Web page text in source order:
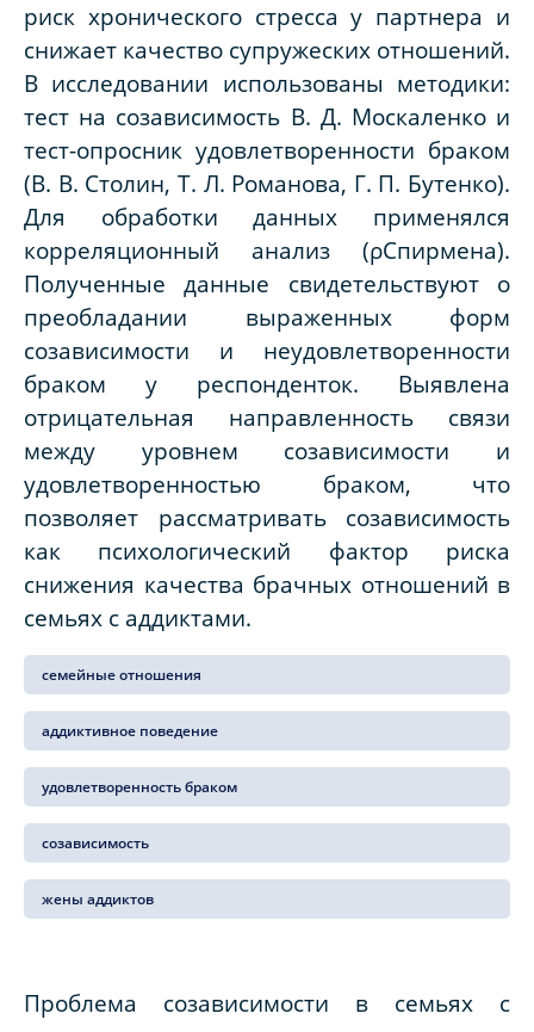
риск хронического стресса у партнера и
снижает качество супружеских отношений.
В исследовании использованы методики:
тест на созависимость В. Д. Москаленко и
тест-опросник удовлетворенности браком
(В. В. Столин, Т. Л. Романова, Г. П. Бутенко).
Для обработки данных применялся
корреляционный анализ (ρСпирмена).
Полученные данные свидетельствуют о
преобладании выраженных форм
созависимости и неудовлетворенности
браком у респонденток. Выявлена
отрицательная направленность связи
между уровнем созависимости и
удовлетворенностью браком, что
позволяет рассматривать созависимость
как психологический фактор риска
снижения качества брачных отношений в
семьях с аддиктами.
семейные отношения
аддиктивное поведение
удовлетворенность браком
созависимость
жены аддиктов
Проблема созависимости в семьях с